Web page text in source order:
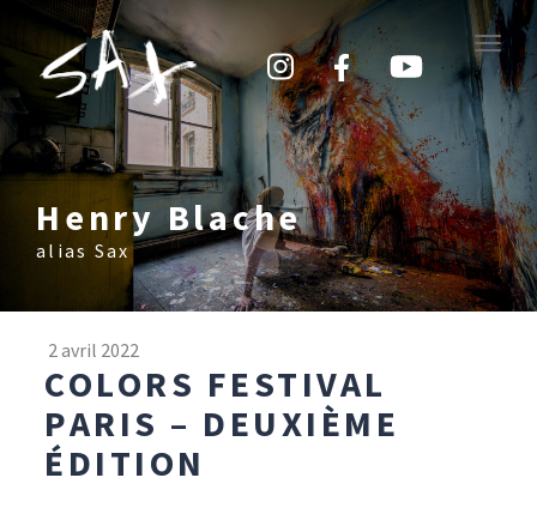
Toggle
Henry Blache
alias Sax
2 avril 2022
COLORS FESTIVAL
PARIS – DEUXIÈME
ÉDITION